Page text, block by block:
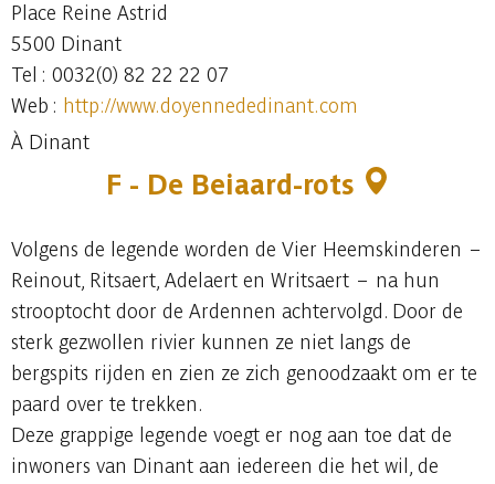
Place Reine Astrid
5500 Dinant
Tel : 0032(0) 82 22 22 07
Web : http://www.doyennededinant.com
À Dinant
F - De Beiaard-rots
Volgens de legende worden de Vier Heemskinderen –
Reinout, Ritsaert, Adelaert en Writsaert – na hun
strooptocht door de Ardennen achtervolgd. Door de
sterk gezwollen rivier kunnen ze niet langs de
bergspits rijden en zien ze zich genoodzaakt om er te
paard over te trekken.
Deze grappige legende voegt er nog aan toe dat de
inwoners van Dinant aan iedereen die het wil, de